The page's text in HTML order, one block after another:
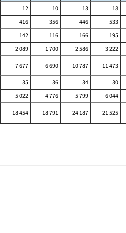
12 10 13
18
416 356 446
533
142 116 166
195
2 089 1 700 2 586
3 222
7 677 6 690 10 787
11 473
35 36 34
30
5 022 4 776 5 799
6 044
18 454 18 791 24 187 21 525